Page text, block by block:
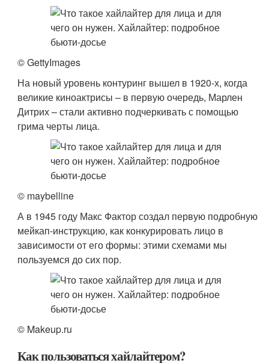
© GettyImages
На новый уровень контуринг вышел в 1920-х, когда
великие киноактрисы – в первую очередь, Марлен
Дитрих – стали активно подчеркивать с помощью
грима черты лица.
© maybelline
А в 1945 году Макс Фактор создал первую подробную
мейкап-инструкцию, как конкурировать лицо в
зависимости от его формы: этими схемами мы
пользуемся до сих пор.
© Makeup.ru
Как пользоваться хайлайтером?